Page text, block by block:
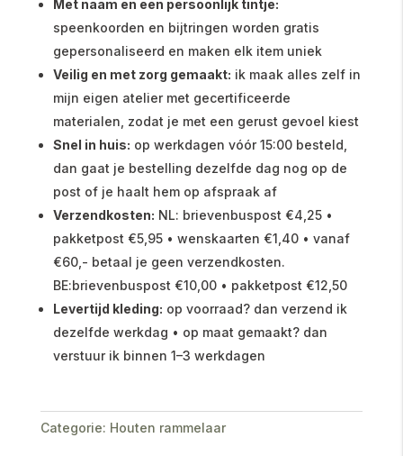
Met naam en een persoonlijk tintje:
speenkoorden en bijtringen worden gratis
gepersonaliseerd en maken elk item uniek
Veilig en met zorg gemaakt: ik maak alles zelf in
mijn eigen atelier met gecertificeerde
materialen, zodat je met een gerust gevoel kiest
Snel in huis: op werkdagen vóór 15:00 besteld,
dan gaat je bestelling dezelfde dag nog op de
post of je haalt hem op afspraak af
Verzendkosten: NL: brievenbuspost €4,25 •
pakketpost €5,95 • wenskaarten €1,40 • vanaf
€60,- betaal je geen verzendkosten.
BE:brievenbuspost €10,00 • pakketpost €12,50
Levertijd kleding: op voorraad? dan verzend ik
dezelfde werkdag • op maat gemaakt? dan
verstuur ik binnen 1–3 werkdagen
Categorie: Houten rammelaar